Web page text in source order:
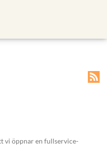
vi öppnar en fullservice-